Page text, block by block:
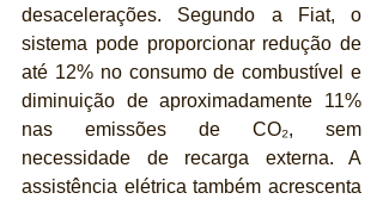
desacelerações. Segundo a Fiat, o
sistema pode proporcionar redução de
até 12% no consumo de combustível e
diminuição de aproximadamente 11%
nas emissões de CO₂, sem
necessidade de recarga externa. A
assistência elétrica também acrescenta